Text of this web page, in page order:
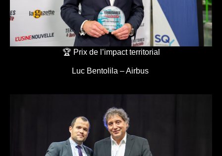
🏆 Prix de l’impact territorial
Luc Bentolila – Airbus